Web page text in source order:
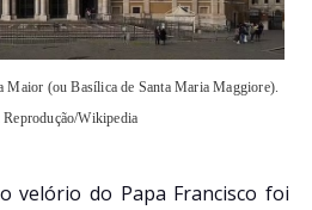
Maior (ou Basílica de Santa Maria Maggiore).
Wikipedia
velório do Papa Francisco foi